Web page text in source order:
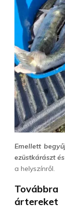
Emellett
ezüstkárászt
a helyszínről.
ártereket